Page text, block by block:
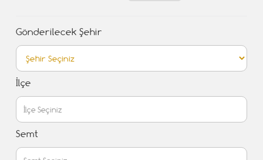
Gönderilecek Şehir
İlçe
Semt